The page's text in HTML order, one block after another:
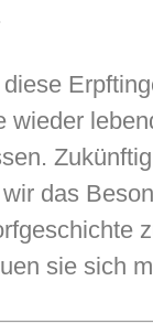
wieder
Zukünftig
das
sie sich